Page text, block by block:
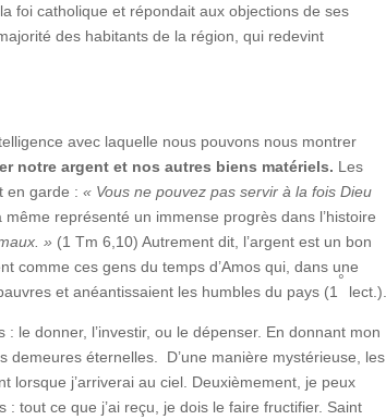
foi catholique et répondait aux objections de ses
des habitants de la région, qui redevint
avec laquelle nous pouvons nous montrer
notre argent et nos autres biens matériels. Les
en garde :« Vous ne pouvez pas servir à la fois Dieu
représenté un immense progrès dans l’histoire
» (1 Tm 6,10) Autrement dit, l’argent est un bon
comme ces gens du temps d’Amos qui, dans une
et anéantissaient les humbles du pays (1
°
lect.).
le donner, l’investir, ou le dépenser. En donnant mon
demeures éternelles. D’une manière mystérieuse, les
lorsque j’arriverai au ciel. Deuxièmement, je peux
tout ce que j’ai reçu, je dois le faire fructifier. Saint